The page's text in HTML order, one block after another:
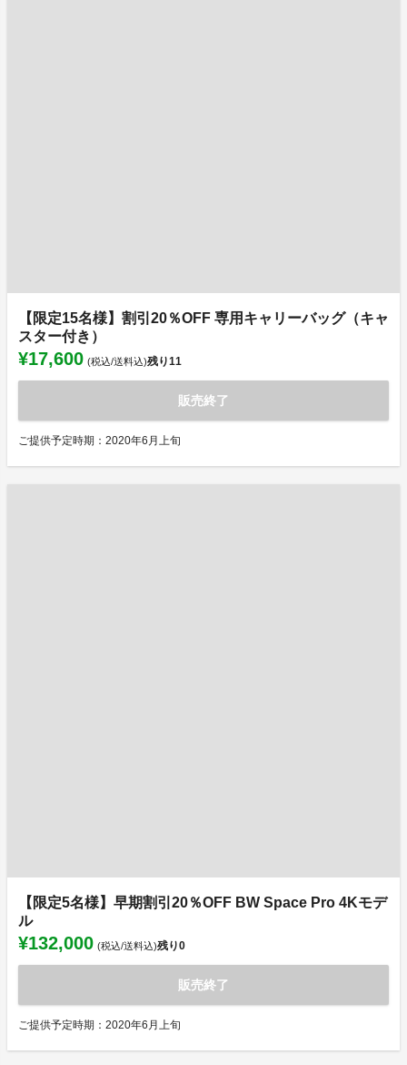
【限定15名様】割引20％OFF 専用キャリーバッグ（キャ
スター付き）
¥17,600 (税込/送料込)残り11
販売終了
ご提供予定時期：2020年6月上旬
【限定5名様】早期割引20％OFF BW Space Pro 4Kモデ
ル
¥132,000 (税込/送料込)残り0
販売終了
ご提供予定時期：2020年6月上旬